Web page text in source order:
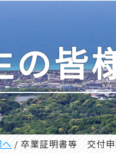
の皆
/ 卒業証明書等 交付申